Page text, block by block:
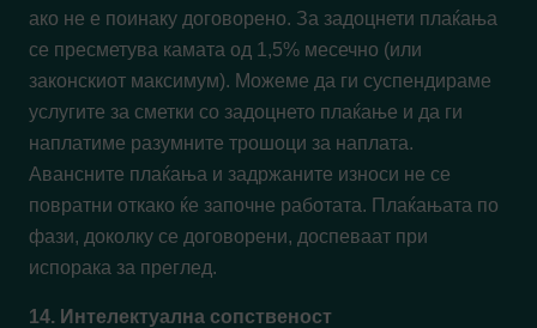
ако не е поинаку договорено. За задоцнети плаќања
се пресметува камата од 1,5% месечно (или
законскиот максимум). Можеме да ги суспендираме
услугите за сметки со задоцнето плаќање и да ги
наплатиме разумните трошоци за наплата.
Авансните плаќања и задржаните износи не се
повратни откако ќе започне работата. Плаќањата по
фази, доколку се договорени, доспеваат при
испорака за преглед.
14. Интелектуална сопственост